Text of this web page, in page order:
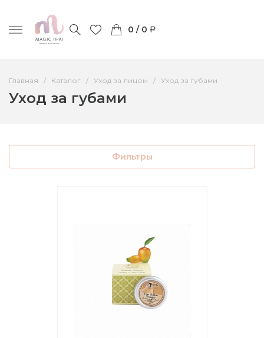
0 / 0
Главная Каталог Уход за лицом Уход за губами
Уход за губами
Фильтры